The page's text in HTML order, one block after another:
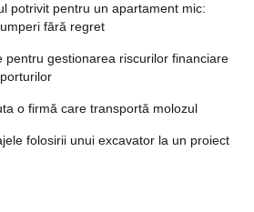
potrivit pentru un apartament mic:
fără regret
pentru gestionarea riscurilor financiare
o firmă care transportă molozul
folosirii unui excavator la un proiect